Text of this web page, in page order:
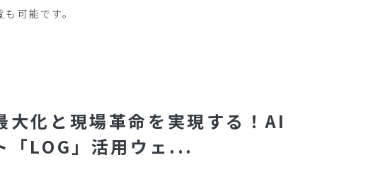
可能です。
大化と現場革命を実現する！AI
「LOG」活用ウェ...